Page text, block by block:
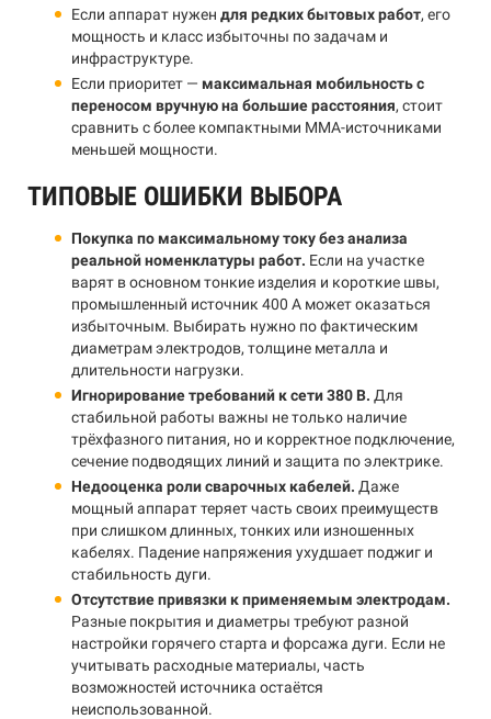
Если аппарат нужен для редких бытовых работ, его
мощность и класс избыточны по задачам и
инфраструктуре.
Если приоритет — максимальная мобильность с
переносом вручную на большие расстояния, стоит
сравнить с более компактными MMA-источниками
меньшей мощности.
ТИПОВЫЕ ОШИБКИ ВЫБОРА
Покупка по максимальному току без анализа
реальной номенклатуры работ. Если на участке
варят в основном тонкие изделия и короткие швы,
промышленный источник 400 А может оказаться
избыточным. Выбирать нужно по фактическим
диаметрам электродов, толщине металла и
длительности нагрузки.
Игнорирование требований к сети 380 В. Для
стабильной работы важны не только наличие
трёхфазного питания, но и корректное подключение,
сечение подводящих линий и защита по электрике.
Недооценка роли сварочных кабелей. Даже
мощный аппарат теряет часть своих преимуществ
при слишком длинных, тонких или изношенных
кабелях. Падение напряжения ухудшает поджиг и
стабильность дуги.
Отсутствие привязки к применяемым электродам.
Разные покрытия и диаметры требуют разной
настройки горячего старта и форсажа дуги. Если не
учитывать расходные материалы, часть
возможностей источника остаётся
неиспользованной.